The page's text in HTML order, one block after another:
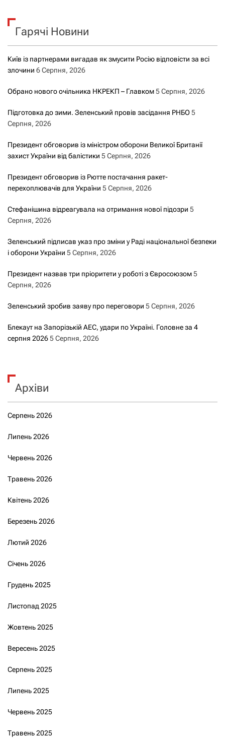
к
Гарячі Новини
Київ із партнерами вигадав як змусити Росію відповісти за всі
злочини 6 Серпня, 2026
Обрано нового очільника НКРЕКП – Главком5 Серпня, 2026
Підготовка до зими. Зеленський провів засідання РНБО5
Серпня, 2026
Президент обговорив із міністром оборони Великої Британії
захист України від балістики 5 Серпня, 2026
Президент обговорив із Рютте постачання ракет-
перехоплювачів для України 5 Серпня, 2026
Стефанішина відреагувала на отримання нової підозри 5
Серпня, 2026
Зеленський підписав указ про зміни у Раді національної безпеки
і оборони України 5 Серпня, 2026
Президент назвав три пріоритети у роботі з Євросоюзом5
Серпня, 2026
Зеленський зробив заяву про переговори 5 Серпня, 2026
Блекаут на Запорізькій АЕС, удари по Україні. Головне за 4
серпня 20265 Серпня, 2026
Архіви
Серпень 2026
Липень 2026
Червень 2026
Травень 2026
Квітень 2026
Березень 2026
Лютий 2026
Січень 2026
Грудень 2025
Листопад 2025
Жовтень 2025
Вересень 2025
Серпень 2025
Липень 2025
Червень 2025
Травень 2025